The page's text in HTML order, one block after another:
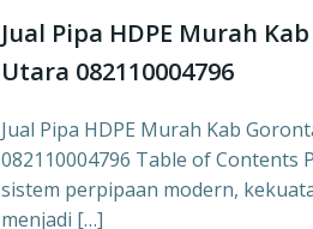
Jual Pipa HDPE Murah
Utara 082110004796
Jual Pipa HDPE Murah Kab
082110004796 Table of Contents
sistem perpipaan modern,
menjadi […]